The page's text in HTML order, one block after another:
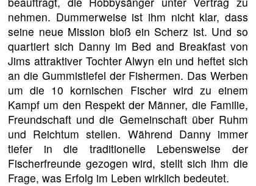
nehmen. Dummerweise ist ihm nicht klar, dass
seine neue Mission bloß ein Scherz ist. Und so
quartiert sich Danny im Bed and Breakfast von
Jims attraktiver Tochter Alwyn ein und heftet sich
an die Gummistiefel der Fishermen. Das Werben
um die 10 kornischen Fischer wird zu einem
Kampf um den Respekt der Männer, die Familie,
Freundschaft und die Gemeinschaft über Ruhm
und Reichtum stellen. Während Danny immer
tiefer in die traditionelle Lebensweise der
Fischerfreunde gezogen wird, stellt sich ihm die
Frage, was Erfolg im Leben wirklich bedeutet.